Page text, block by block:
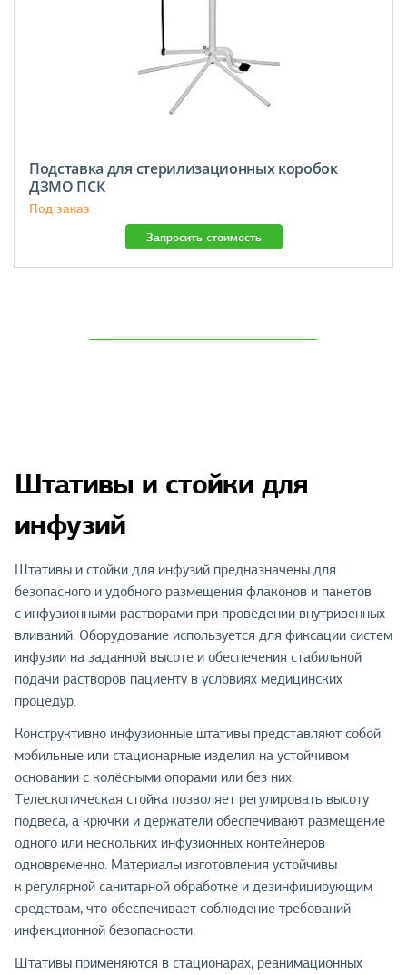
Подставка для стерилизационных коробок
ДЗМО ПСК
Под заказ
Запросить стоимость
Штативы и стойки для
инфузий
Штативы и стойки для инфузий предназначены для
безопасного и удобного размещения флаконов и пакетов
с инфузионными растворами при проведении внутривенных
вливаний. Оборудование используется для фиксации систем
инфузии на заданной высоте и обеспечения стабильной
подачи растворов пациенту в условиях медицинских
процедур.
Конструктивно инфузионные штативы представляют собой
мобильные или стационарные изделия на устойчивом
основании с колёсными опорами или без них.
Телескопическая стойка позволяет регулировать высоту
подвеса, а крючки и держатели обеспечивают размещение
одного или нескольких инфузионных контейнеров
одновременно. Материалы изготовления устойчивы
к регулярной санитарной обработке и дезинфицирующим
средствам, что обеспечивает соблюдение требований
инфекционной безопасности.
Штативы применяются в стационарах, реанимационных